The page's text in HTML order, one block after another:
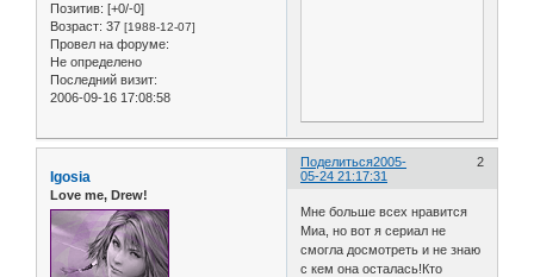
Позитив: [+0/-0]
Возраст: 37 [1988-12-07]
Провел на форуме:
Не определено
Последний визит:
2006-09-16 17:08:58
Поделиться 2
2005-
05-24 21:17:31
Igosia
Love me, Drew!
Мне больше всех нравится
Миа, но вот я сериал не
смогла досмотреть и не знаю
с кем она осталась!Кто